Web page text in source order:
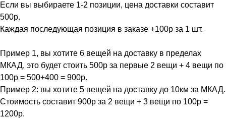
Если вы выбираете 1-2 позиции, цена доставки составит
500р.
Каждая последующая позиция в заказе +100р за 1 шт.
Пример 1, вы хотите 6 вещей на доставку в пределах
МКАД, это будет стоить 500р за первые 2 вещи + 4 вещи по
100р = 500+400 = 900р.
Пример 2: вы хотите 5 вещей на доставку до 10км за МКАД.
Стоимость составит 900р за 2 вещи + 3 вещи по 100р =
1200р.